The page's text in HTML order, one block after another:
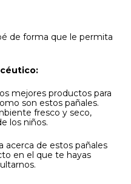
de forma que le permita
mejores productos para
son estos pañales.
fresco y seco,
los niños.
acerca de estos pañales
en el que te hayas